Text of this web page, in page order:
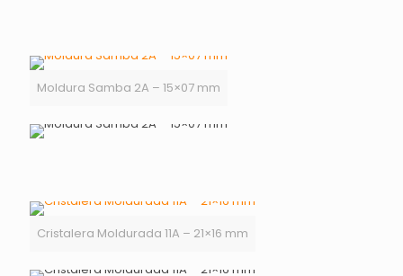
Moldura Samba 2A – 15×07 mm
Cristalera Moldurada 11A – 21×16 mm